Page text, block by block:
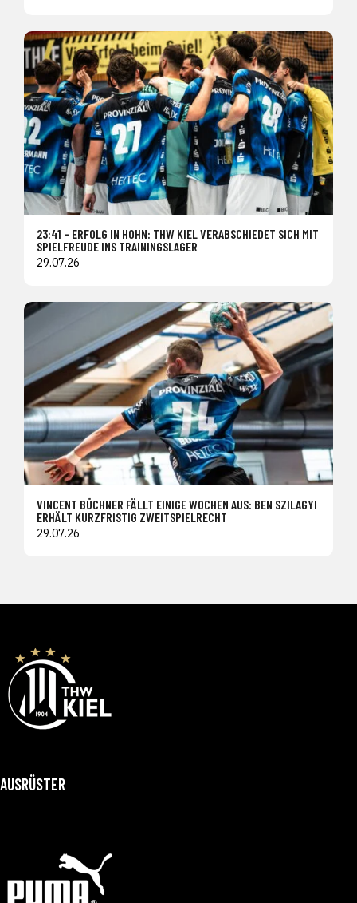
23:41 – ERFOLG IN HOHN: THW KIEL VERABSCHIEDET SICH MIT
SPIELFREUDE INS TRAININGSLAGER
29.07.26
VINCENT BÜCHNER FÄLLT EINIGE WOCHEN AUS: BEN SZILAGYI
ERHÄLT KURZFRISTIG ZWEITSPIELRECHT
29.07.26
AUSRÜSTER